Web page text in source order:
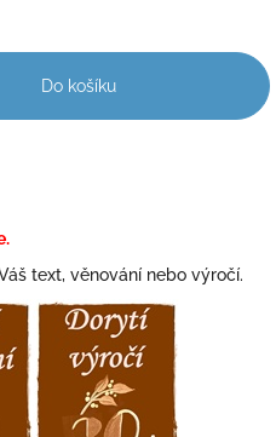
Do košíku
text, věnování nebo výročí.